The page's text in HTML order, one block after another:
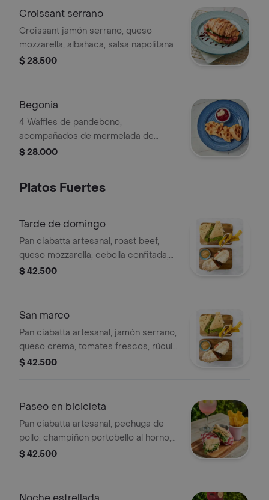
Croissant serrano
Croissant jamón serrano, queso
mozzarella, albahaca, salsa napolitana
$ 28.500
Begonia
4 Waffles de pandebono,
acompañados de mermelada de
frutos rojos y queso crema.
$ 28.000
Platos Fuertes
Tarde de domingo
Pan ciabatta artesanal, roast beef,
queso mozzarella, cebolla confitada,
lechuga, rúcula, tomates frescos,
$ 42.500
San marco
Pan ciabatta artesanal, jamón serrano,
queso crema, tomates frescos, rúcula
y albahaca, salsa napolitana y
$ 42.500
Paseo en bicicleta
Pan ciabatta artesanal, pechuga de
pollo, champiñon portobello al horno,
queso mozzarella, cebolla
$ 42.500